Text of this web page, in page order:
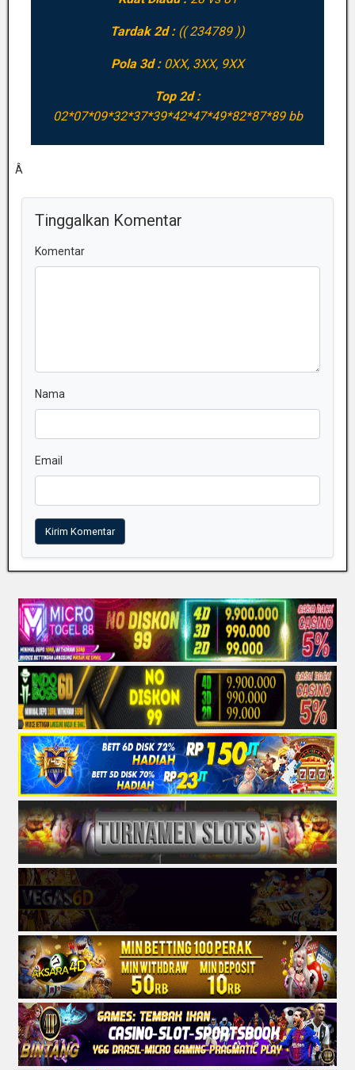
Tardak 2d : (( 234789 ))
Pola 3d : 0XX, 3XX, 9XX
Top 2d :
02*07*09*32*37*39*42*47*49*82*87*89 bb
Â
Tinggalkan Komentar
Komentar
Nama
Email
Kirim Komentar